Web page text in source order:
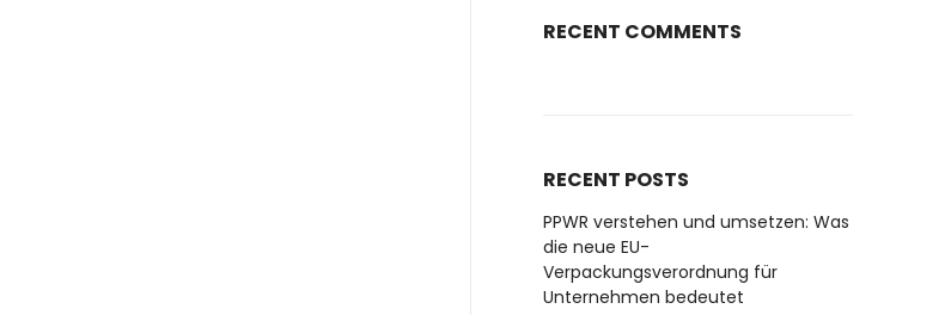
RECENT COMMENTS
RECENT POSTS
PPWR verstehen und umsetzen: Was
die neue EU-
Verpackungsverordnung für
Unternehmen bedeutet